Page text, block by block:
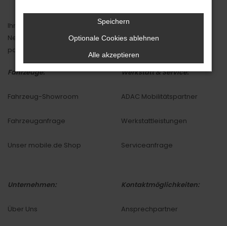
Ihr Mobilitätspartner in Passau und Umgebung.
Neu oder gebraucht, bei uns finden Sie garantiert das
passende Auto.
Fahrzeuge:
Fahrzeug-Showroom
Fahrzeuganfrage
Unser mobile.de Shop
Werkstatt & Service:
ADAC Mobilitätspartner
Werkstattleistungen
Serviceanfrage
Unternehmen:
Über Uns
Kontaktmöglichkeiten:
Ansprechpartner
Speichern
Optionale Cookies ablehnen
Alle akzeptieren